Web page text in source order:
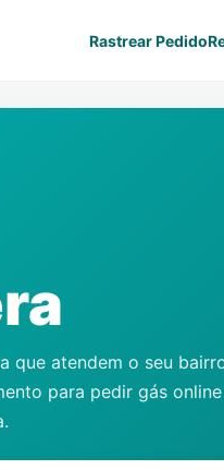
Rastrear Pedido
que atendem o seu
para pedir gás
.